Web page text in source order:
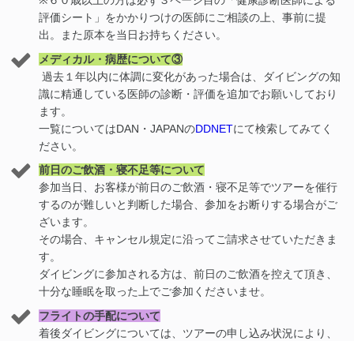
評価シート」をかかりつけの医師にご相談の上、事前に提
出。また原本を当日お持ちください。
メディカル・病歴について③
過去１年以内に体調に変化があった場合は、ダイビングの知
識に精通している医師の診断・評価を追加でお願いしており
ます。
一覧についてはDAN・JAPANのDDNETにて検索してみてく
ださい。
前日のご飲酒・寝不足等について
参加当日、お客様が前日のご飲酒・寝不足等でツアーを催行
するのが難しいと判断した場合、参加をお断りする場合がご
ざいます。
その場合、キャンセル規定に沿ってご請求させていただきま
す。
ダイビングに参加される方は、前日のご飲酒を控えて頂き、
十分な睡眠を取った上でご参加くださいませ。
フライトの手配について
着後ダイビングについては、ツアーの申し込み状況により、